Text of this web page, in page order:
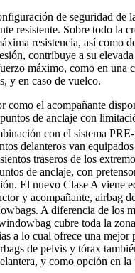
de seguridad de
resistente. Sobre todo la
resistencia, así como
contribuye a su
máximo, como en una
y en caso de vuelco.
como el acompañante
de anclaje con
con el sistema
delanteros van
traseros de los
de anclaje, con
El nuevo Clase A viene
y acompañante, airbag
A diferencia de los
cubre toda la
a lo cual ofrece una mejor
de pelvis y tórax
y como opción en la